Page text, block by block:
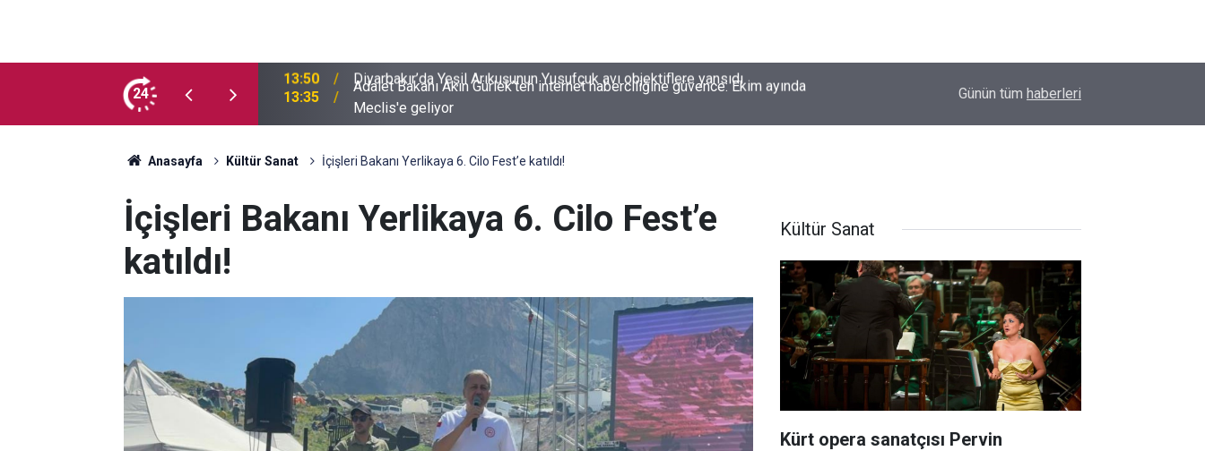
24
avı objektiflere yansıdı 13:35
Adalet Bakanı Akın Gürlek’ten internet haberciliğine güvence: Ekim ayında
Meclis'e geliyor
Diyarbakır'da yürek ısıtan anlar: İlk kez doğum
Günün tüm haberleri
Anasayfa Kültür Sanat İçişleri Bakanı Yerlikaya 6. Cilo Fest’e katıldı!
İçişleri Bakanı Yerlikaya 6. Cilo Fest’e
katıldı!
Kültür Sanat
Kürt opera sanatçısı Pervin